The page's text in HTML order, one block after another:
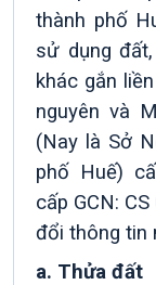
thành phố
sử dụng
khác gắn
nguyên và
(Nay là Sở
phố Huế)
cấp GCN:
đổi thông tin
a. Thửa đất